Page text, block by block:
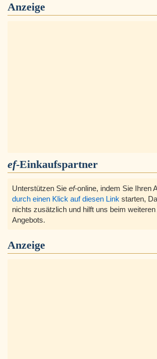
Anzeige
ef-Einkaufspartner
Unterstützen Sie ef-online, indem Sie Ihren
durch einen Klick auf diesen Link starten,
nichts zusätzlich und hilft uns beim
Angebots.
Anzeige